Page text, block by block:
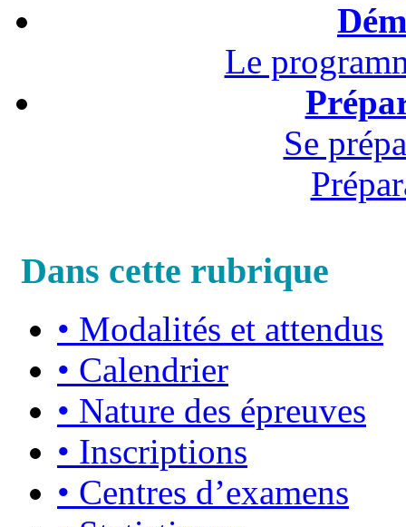
Le
Se
Dans cette rubrique
• Modalités et attendus
• Calendrier
• Nature des épreuves
• Inscriptions
• Centres d’examens